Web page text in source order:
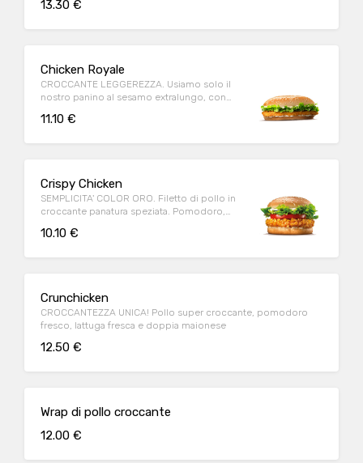
13.30 €
Chicken Royale
CROCCANTE LEGGEREZZA. Usiamo solo il
nostro panino al sesamo extralungo, con
11.10 €
Crispy Chicken
SEMPLICITA' COLOR ORO. Filetto di pollo in
croccante panatura speziata. Pomodoro,
10.10 €
Crunchicken
CROCCANTEZZA UNICA! Pollo super croccante, pomodoro
fresco, lattuga fresca e doppia maionese
12.50 €
Wrap di pollo croccante
12.00 €